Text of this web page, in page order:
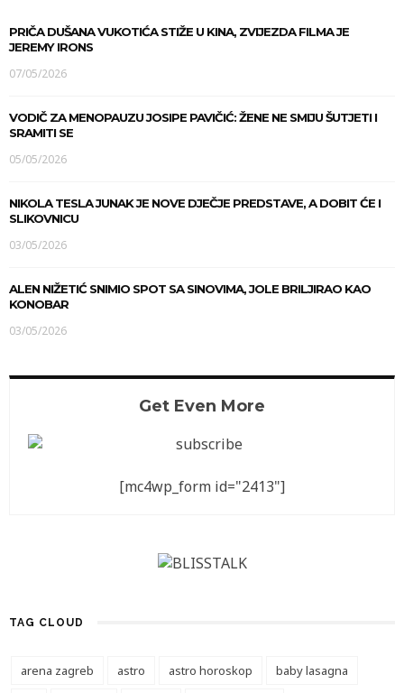
PRIČA DUŠANA VUKOTIĆA STIŽE U KINA, ZVIJEZDA FILMA JE
JEREMY IRONS
07/05/2026
VODIČ ZA MENOPAUZU JOSIPE PAVIČIĆ: ŽENE NE SMIJU ŠUTJETI I
SRAMITI SE
05/05/2026
NIKOLA TESLA JUNAK JE NOVE DJEČJE PREDSTAVE, A DOBIT ĆE I
SLIKOVNICU
03/05/2026
ALEN NIŽETIĆ SNIMIO SPOT SA SINOVIMA, JOLE BRILJIRAO KAO
KONOBAR
03/05/2026
Get Even More
[mc4wp_form id="2413"]
TAG CLOUD
arena zagreb astro astro horoskop
baby lasagna